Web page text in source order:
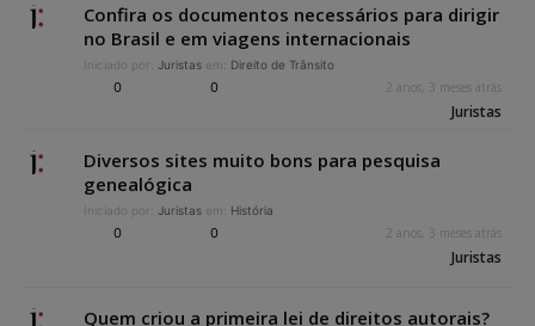
Confira os documentos necessários para dirigir
no Brasil e em viagens internacionais
Iniciado por: Juristas em: Direito de Trânsito
0 0 2 anos, 3 meses atrás
Juristas
Diversos sites muito bons para pesquisa
genealógica
Iniciado por: Juristas em: História
0 0 2 anos, 3 meses atrás
Juristas
Quem criou a primeira lei de direitos autorais?